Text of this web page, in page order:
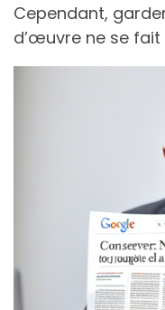
Cependant,
d’œuvre ne se